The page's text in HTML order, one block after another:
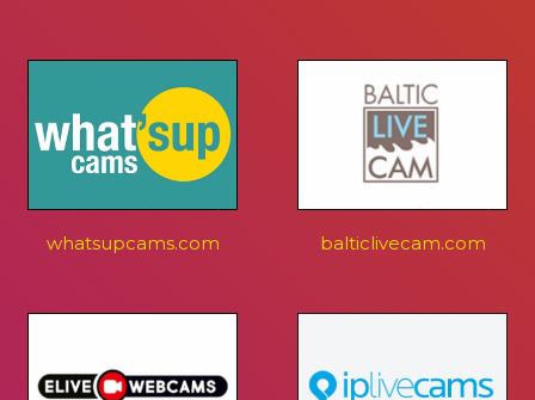
whatsupcams.com balticlivecam.com